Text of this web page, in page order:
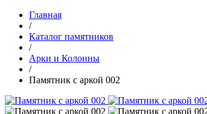
Главная
/
Каталог памятников
/
Арки и Колонны
/
Памятник с аркой 002